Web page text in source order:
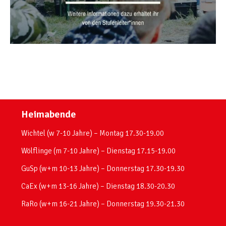
Heimabende
Wichtel (w 7-10 Jahre) – Montag 17.30-19.00
Wölflinge (m 7-10 Jahre) – Dienstag 17.15-19.00
GuSp (w+m 10-13 Jahre) – Donnerstag 17.30-19.30
CaEx (w+m 13-16 Jahre) – Dienstag 18.30-20.30
RaRo (w+m 16-21 Jahre) – Donnerstag 19.30-21.30